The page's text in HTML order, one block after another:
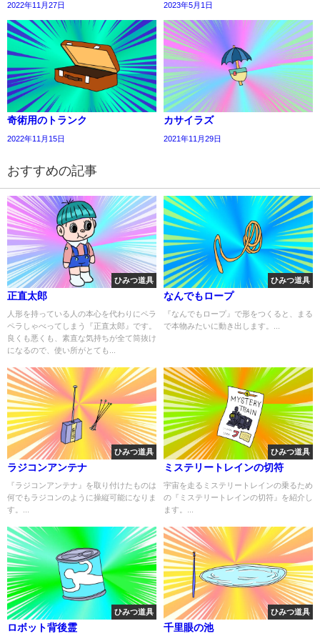
2022年11月27日 2023年5月1日
奇術用のトランク
2022年11月15日
カサイラズ
2021年11月29日
おすすめの記事
ひみつ道具
正直太郎
人形を持っている人の本心を代わりにペラ
ペラしゃべってしまう『正直太郎』です。
良くも悪くも、素直な気持ちが全て筒抜け
になるので、使い所がとても...
ひみつ道具
なんでもロープ
『なんでもロープ』で形をつくると、まる
で本物みたいに動き出します。...
ひみつ道具
ラジコンアンテナ
『ラジコンアンテナ』を取り付けたものは
何でもラジコンのように操縦可能になりま
す。...
ひみつ道具
ミステリートレインの切符
宇宙を走るミステリートレインの乗るため
の『ミステリートレインの切符』を紹介し
ます。...
ひみつ道具
ロボット背後霊
ひみつ道具
千里眼の池